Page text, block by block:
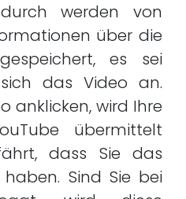
werden von
über die
es sei
das Video an.
anklicken, wird Ihre
übermittelt
dass Sie das
Sind Sie bei